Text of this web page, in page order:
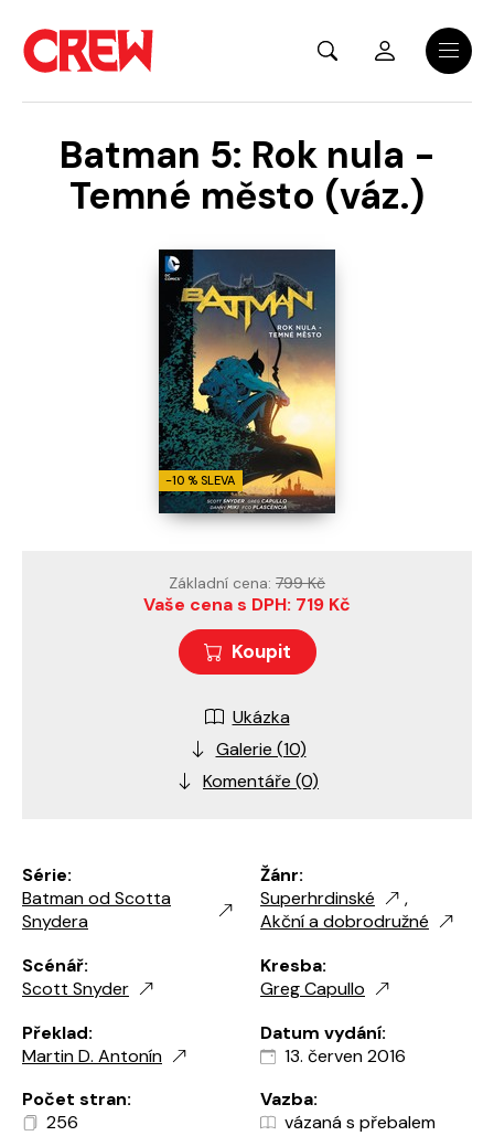
Menu
Batman 5: Rok nula -
Temné město (váz.)
-10 % SLEVA
Série:
Batman od Scotta
Snydera
Žánr:
Superhrdinské
,
Akční a dobrodružné
Scénář:
Scott Snyder
Kresba:
Greg Capullo
Překlad:
Martin D. Antonín
Datum vydání:
13. červen 2016
Počet stran:
256
Vazba:
vázaná s přebalem
Základní cena: 799 Kč
Vaše cena s DPH: 719 Kč
Koupit
Ukázka
Galerie (10)
Komentáře (0)